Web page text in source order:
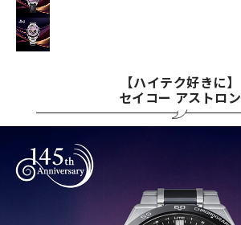
【ハイテク好きに】
セイコー アストロン